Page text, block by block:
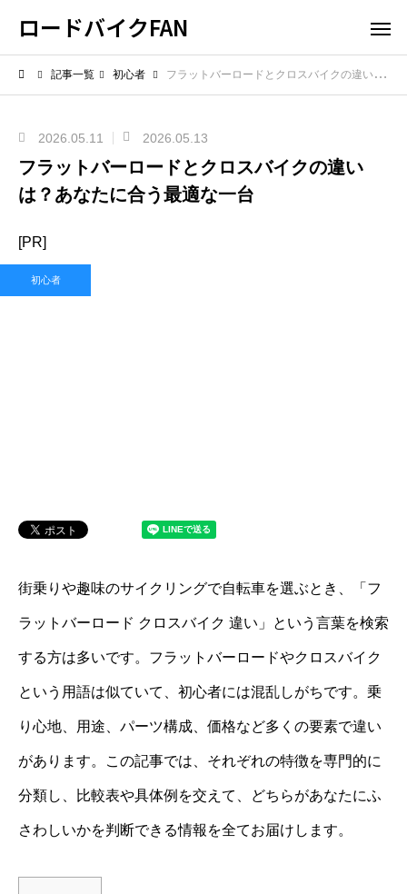
ロードバイクFAN
記事一覧 初心者 フラットバーロードとクロスバイクの違いは？あなたに合う最適な一台
2026.05.11 2026.05.13
フラットバーロードとクロスバイクの違い
は？あなたに合う最適な一台
[PR]
初心者
街乗りや趣味のサイクリングで自転車を選ぶとき、「フ
ラットバーロード クロスバイク 違い」という言葉を検索
する方は多いです。フラットバーロードやクロスバイク
という用語は似ていて、初心者には混乱しがちです。乗
り心地、用途、パーツ構成、価格など多くの要素で違い
があります。この記事では、それぞれの特徴を専門的に
分類し、比較表や具体例を交えて、どちらがあなたにふ
さわしいかを判断できる情報を全てお届けします。